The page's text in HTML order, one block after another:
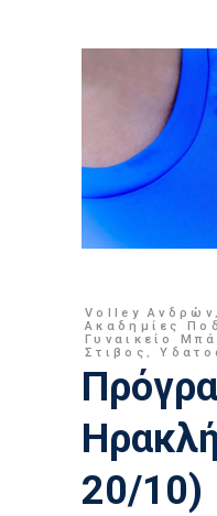
Volley Ανδρών
Ακαδημίες
Γυναικείο
Στιβος ,
20/10)